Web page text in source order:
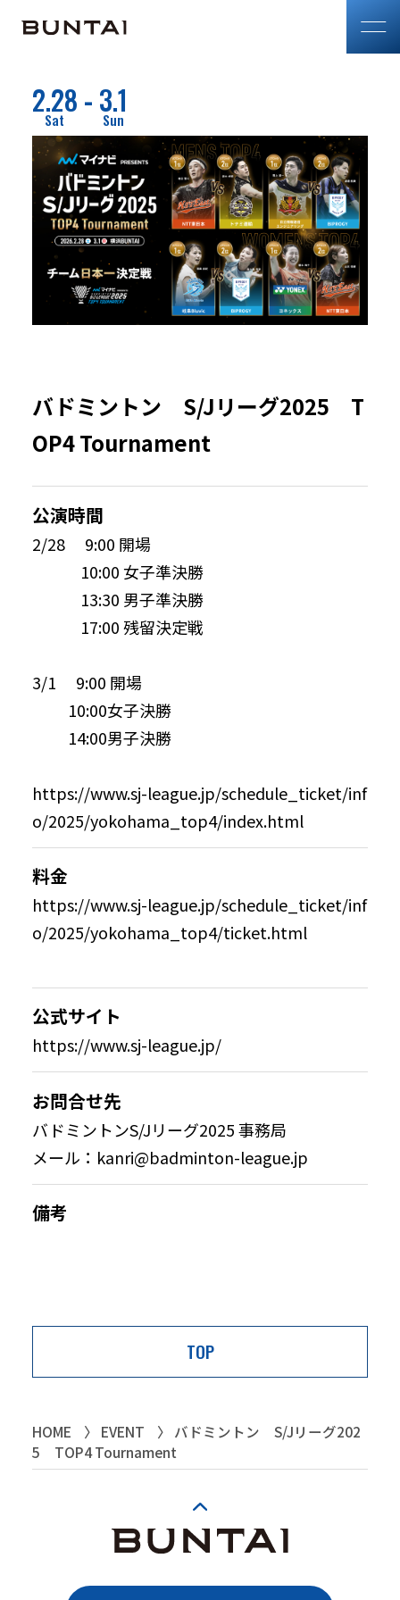
2.28 - 3.1
バドミントン S/Jリーグ2025 T
OP4 Tournament
公演時間
2/28 9:00 開場
10:00 女子準決勝
13:30 男子準決勝
17:00 残留決定戦
3/1 9:00 開場
10:00女子決勝
14:00男子決勝
https://www.sj-league.jp/schedule_ticket/inf
o/2025/yokohama_top4/index.html
料金
https://www.sj-league.jp/schedule_ticket/inf
o/2025/yokohama_top4/ticket.html
公式サイト
https://www.sj-league.jp/
お問合せ先
バドミントンS/Jリーグ2025 事務局
メール： kanri@badminton-league.jp
備考
TOP
HOME EVENT
バドミントン S/Jリーグ202
5 TOP4 Tournament